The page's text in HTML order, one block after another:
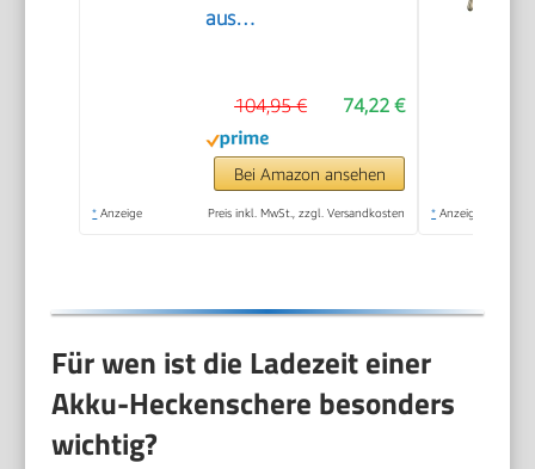
aus
Stahl, Metallgetriebe,
Stoßschutz, inkl.
Köcher)
74,22 €
104,95 €
Bei Amazon ansehen
* Anzeige Preis inkl. MwSt., zzgl. Versandkosten * Anzeige
Für wen ist die Ladezeit einer
Akku-Heckenschere besonders
wichtig?